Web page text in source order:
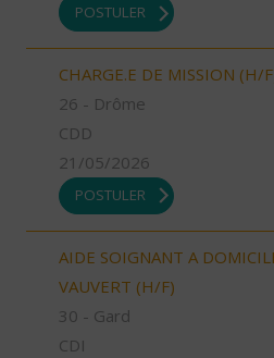
POSTULER
CHARGE.E DE MISSION (H/
26 - Drôme
CDD
21/05/2026
POSTULER
AIDE SOIGNANT A
VAUVERT (H/F)
30 - Gard
CDI